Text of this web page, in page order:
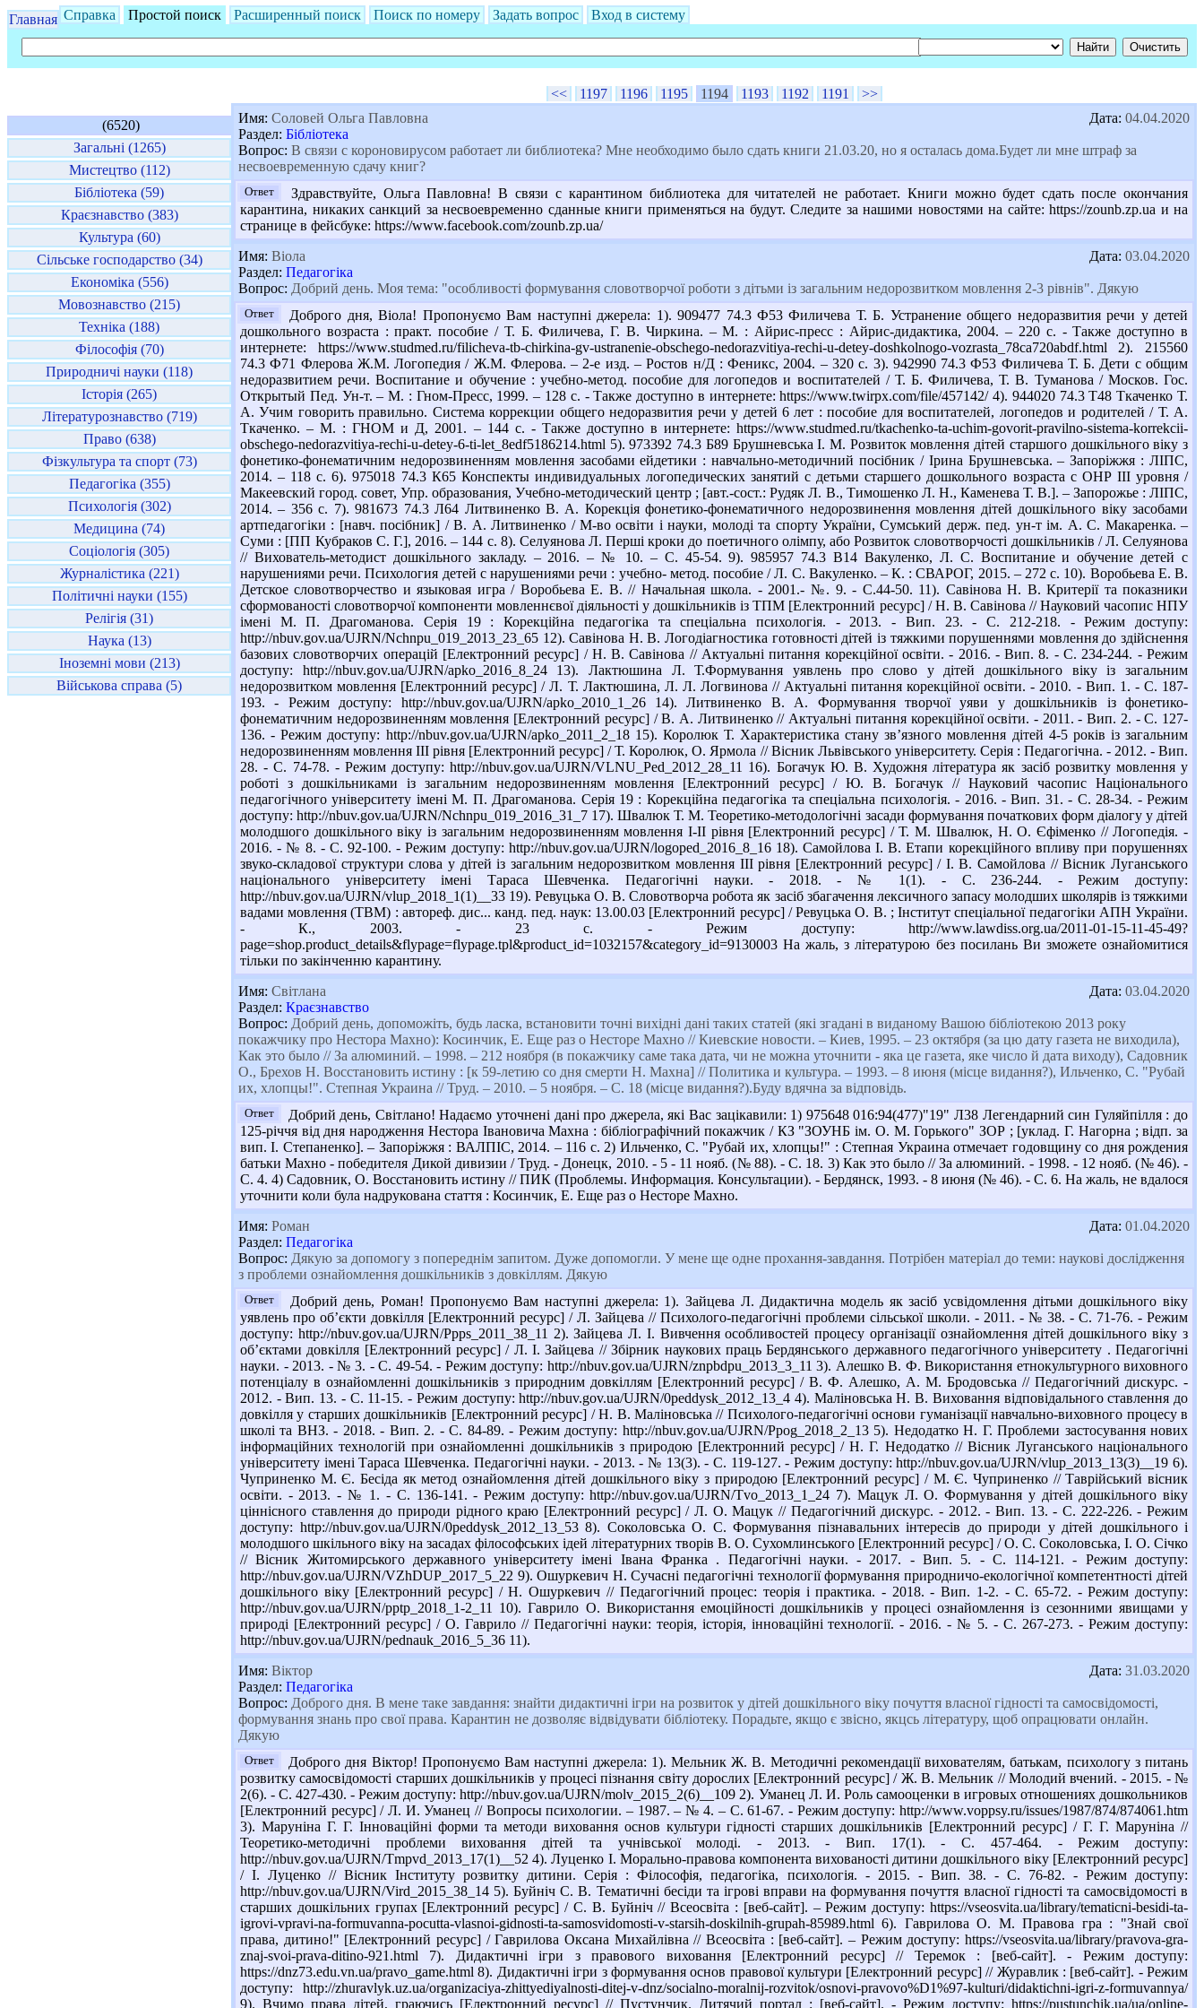
Главная Справка Простой поиск Расширенный поиск Поиск по номеру Задать вопрос Вход в систему
(6520)
Загальні (1265)
Мистецтво (112)
Бібліотека (59)
Краєзнавство (383)
Культура (60)
Сільське господарство (34)
Економіка (556)
Мовознавство (215)
Техніка (188)
Філософія (70)
Природничі науки (118)
Історія (265)
Літературознавство (719)
Право (638)
Фізкультура та спорт (73)
Педагогіка (355)
Психологія (302)
Медицина (74)
Соціологія (305)
Журналістика (221)
Політичні науки (155)
Релігія (31)
Наука (13)
Іноземні мови (213)
Військова справа (5)
<< 1197 1196 1195 1194 1193 1192 1191
>>
Дата: 04.04.2020
Имя: Соловей Ольга Павловна
Раздел: Бібліотека
Вопрос: В связи с короновирусом работает ли библиотека? Мне необходимо было сдать книги 21.03.20, но я осталась дома.Будет ли мне штраф за
несвоевременную сдачу книг?
Ответ
Здравствуйте, Ольга Павловна! В связи с карантином библиотека для читателей не работает. Книги можно будет сдать после окончания
карантина, никаких санкций за несвоевременно сданные книги применяться на будут. Следите за нашими новостями на сайте: https://zounb.zp.ua и на
странице в фейсбуке: https://www.facebook.com/zounb.zp.ua/
Дата: 03.04.2020
Имя: Віола
Раздел: Педагогіка
Вопрос: Добрий день. Моя тема: "особливості формування словотворчої роботи з дітьми із загальним недорозвитком мовлення 2-3 рівнів". Дякую
Ответ
Доброго дня, Віола! Пропонуємо Вам наступні джерела: 1). 909477 74.3 Ф53 Филичева Т. Б. Устранение общего недоразвития речи у детей
дошкольного возраста : практ. пособие / Т. Б. Филичева, Г. В. Чиркина. – М. : Айрис-пресс : Айрис-дидактика, 2004. – 220 с. - Также доступно в
интернете: https://www.studmed.ru/filicheva-tb-chirkina-gv-ustranenie-obschego-nedorazvitiya-rechi-u-detey-doshkolnogo-vozrasta_78ca720abdf.html 2). 215560
74.3 Ф71 Флерова Ж.М. Логопедия / Ж.М. Флерова. – 2-е изд. – Ростов н/Д : Феникс, 2004. – 320 с. 3). 942990 74.3 Ф53 Филичева Т. Б. Дети с общим
недоразвитием речи. Воспитание и обучение : учебно-метод. пособие для логопедов и воспитателей / Т. Б. Филичева, Т. В. Туманова / Москов. Гос.
Открытый Пед. Ун-т. – М. : Гном-Пресс, 1999. – 128 с. - Также доступно в интернете: https://www.twirpx.com/file/457142/ 4). 944020 74.3 Т48 Ткаченко Т.
А. Учим говорить правильно. Система коррекции общего недоразвития речи у детей 6 лет : пособие для воспитателей, логопедов и родителей / Т. А.
Ткаченко. – М. : ГНОМ и Д, 2001. – 144 с. - Также доступно в интернете: https://www.studmed.ru/tkachenko-ta-uchim-govorit-pravilno-sistema-korrekcii-
obschego-nedorazvitiya-rechi-u-detey-6-ti-let_8edf5186214.html 5). 973392 74.3 Б89 Брушневська І. М. Розвиток мовлення дітей старшого дошкільного віку з
фонетико-фонематичним недорозвиненням мовлення засобами ейдетики : навчально-методичний посібник / Ірина Брушневська. – Запоріжжя : ЛІПС,
2014. – 118 с. 6). 975018 74.3 К65 Конспекты индивидуальных логопедических занятий с детьми старшего дошкольного возраста с ОНР III уровня /
Макеевский город. совет, Упр. образования, Учебно-методический центр ; [авт.-сост.: Рудяк Л. В., Тимошенко Л. Н., Каменева Т. В.]. – Запорожье : ЛІПС,
2014. – 356 с. 7). 981673 74.3 Л64 Литвиненко В. А. Корекція фонетико-фонематичного недорозвинення мовлення дітей дошкільного віку засобами
артпедагогіки : [навч. посібник] / В. А. Литвиненко / М-во освіти і науки, молоді та спорту України, Сумський держ. пед. ун-т ім. А. С. Макаренка. –
Суми : [ПП Кубраков С. Г.], 2016. – 144 с. 8). Селуянова Л. Перші кроки до поетичного олімпу, або Розвиток словотворчості дошкільників / Л. Селуянова
// Вихователь-методист дошкільного закладу. – 2016. – № 10. – С. 45-54. 9). 985957 74.3 В14 Вакуленко, Л. С. Воспитание и обучение детей с
нарушениями речи. Психология детей с нарушениями речи : учебно- метод. пособие / Л. С. Вакуленко. – К. : СВАРОГ, 2015. – 272 с. 10). Воробьева Е. В.
Детское словотворчество и языковая игра / Воробьева Е. В. // Начальная школа. - 2001.- №. 9. - C.44-50. 11). Савінова Н. В. Критерії та показники
сформованості словотворчої компоненти мовленнєвої діяльності у дошкільників із ТПМ [Електронний ресурс] / Н. В. Савінова // Науковий часопис НПУ
імені М. П. Драгоманова. Серія 19 : Корекційна педагогіка та спеціальна психологія. - 2013. - Вип. 23. - С. 212-218. - Режим доступу:
http://nbuv.gov.ua/UJRN/Nchnpu_019_2013_23_65 12). Савінова Н. В. Логодіагностика готовності дітей із тяжкими порушеннями мовлення до здійснення
базових словотворчих операцій [Електронний ресурс] / Н. В. Савінова // Актуальні питання корекційної освіти. - 2016. - Вип. 8. - С. 234-244. - Режим
доступу: http://nbuv.gov.ua/UJRN/apko_2016_8_24 13). Лактюшина Л. Т.Формування уявлень про слово у дітей дошкільного віку із загальним
недорозвитком мовлення [Електронний ресурс] / Л. Т. Лактюшина, Л. Л. Логвинова // Актуальні питання корекційної освіти. - 2010. - Вип. 1. - С. 187-
193. - Режим доступу: http://nbuv.gov.ua/UJRN/apko_2010_1_26 14). Литвиненко В. А. Формування творчої уяви у дошкільників із фонетико-
фонематичним недорозвиненням мовлення [Електронний ресурс] / В. А. Литвиненко // Актуальні питання корекційної освіти. - 2011. - Вип. 2. - С. 127-
136. - Режим доступу: http://nbuv.gov.ua/UJRN/apko_2011_2_18 15). Королюк Т. Характеристика стану зв’язного мовлення дітей 4-5 років із загальним
недорозвиненням мовлення III рівня [Електронний ресурс] / Т. Королюк, О. Ярмола // Вісник Львівського університету. Серія : Педагогічна. - 2012. - Вип.
28. - С. 74-78. - Режим доступу: http://nbuv.gov.ua/UJRN/VLNU_Ped_2012_28_11 16). Богачук Ю. В. Художня література як засіб розвитку мовлення у
роботі з дошкільниками із загальним недорозвиненням мовлення [Електронний ресурс] / Ю. В. Богачук // Науковий часопис Національного
педагогічного університету імені М. П. Драгоманова. Серія 19 : Корекційна педагогіка та спеціальна психологія. - 2016. - Вип. 31. - С. 28-34. - Режим
доступу: http://nbuv.gov.ua/UJRN/Nchnpu_019_2016_31_7 17). Швалюк Т. М. Теоретико-методологічні засади формування початкових форм діалогу у дітей
молодшого дошкільного віку із загальним недорозвиненням мовлення І-ІІ рівня [Електронний ресурс] / Т. М. Швалюк, Н. О. Єфіменко // Логопедія. -
2016. - № 8. - С. 92-100. - Режим доступу: http://nbuv.gov.ua/UJRN/logoped_2016_8_16 18). Самойлова І. В. Етапи корекційного впливу при порушеннях
звуко-складової структури слова у дітей із загальним недорозвитком мовлення III рівня [Електронний ресурс] / І. В. Самойлова // Вісник Луганського
національного університету імені Тараса Шевченка. Педагогічні науки. - 2018. - № 1(1). - С. 236-244. - Режим доступу:
http://nbuv.gov.ua/UJRN/vlup_2018_1(1)__33 19). Ревуцька О. В. Словотворча робота як засіб збагачення лексичного запасу молодших школярів із тяжкими
вадами мовлення (ТВМ) : автореф. дис... канд. пед. наук: 13.00.03 [Електронний ресурс] / Ревуцька О. В. ; Інститут спеціальної педагогіки АПН України.
- К., 2003. - 23 с. - Режим доступу: http://www.lawdiss.org.ua/2011-01-15-11-45-49?
page=shop.product_details&flypage=flypage.tpl&product_id=1032157&category_id=9130003 На жаль, з літературою без посилань Ви зможете ознайомитися
тільки по закінченню карантину.
Дата: 03.04.2020
Имя: Світлана
Раздел: Краєзнавство
Вопрос: Добрий день, допоможіть, будь ласка, встановити точні вихідні дані таких статей (які згадані в виданому Вашою бібліотекою 2013 року
покажчику про Нестора Махно): Косинчик, Е. Еще раз о Несторе Махно // Киевские новости. – Киев, 1995. – 23 октября (за цю дату газета не виходила),
Как это было // За алюминий. – 1998. – 212 ноября (в покажчику саме така дата, чи не можна уточнити - яка це газета, яке число й дата виходу), Садовник
О., Брехов Н. Восстановить истину : [к 59-летию со дня смерти Н. Махна] // Политика и культура. – 1993. – 8 июня (місце видання?), Ильченко, С. "Рубай
их, хлопцы!". Степная Украина // Труд. – 2010. – 5 ноября. – С. 18 (місце видання?).Буду вдячна за відповідь.
Ответ
Добрий день, Світлано! Надаємо уточнені дані про джерела, які Вас зацікавили: 1) 975648 016:94(477)"19" Л38 Легендарний син Гуляйпілля : до
125-річчя від дня народження Нестора Івановича Махна : бібліографічний покажчик / КЗ "ЗОУНБ ім. О. М. Горького" ЗОР ; [уклад. Г. Нагорна ; відп. за
вип. І. Степаненко]. – Запоріжжя : ВАЛПІС, 2014. – 116 с. 2) Ильченко, С. "Рубай их, хлопцы!" : Степная Украина отмечает годовщину со дня рождения
батьки Махно - победителя Дикой дивизии / Труд. - Донецк, 2010. - 5 - 11 нояб. (№ 88). - С. 18. 3) Как это было // За алюминий. - 1998. - 12 нояб. (№ 46). -
С. 4. 4) Садовник, О. Восстановить истину // ПИК (Проблемы. Информация. Консультации). - Бердянск, 1993. - 8 июня (№ 46). - С. 6. На жаль, не вдалося
уточнити коли була надрукована стаття : Косинчик, Е. Еще раз о Несторе Махно.
Дата: 01.04.2020
Имя: Роман
Раздел: Педагогіка
Вопрос: Дякую за допомогу з попереднім запитом. Дуже допомогли. У мене ще одне прохання-завдання. Потрібен матеріал до теми: наукові дослідження
з проблеми ознайомлення дошкільників з довкіллям. Дякую
Ответ
Добрий день, Роман! Пропонуємо Вам наступні джерела: 1). Зайцева Л. Дидактична модель як засіб усвідомлення дітьми дошкільного віку
уявлень про об’єкти довкілля [Електронний ресурс] / Л. Зайцева // Психолого-педагогічні проблеми сільської школи. - 2011. - № 38. - С. 71-76. - Режим
доступу: http://nbuv.gov.ua/UJRN/Ppps_2011_38_11 2). Зайцева Л. І. Вивчення особливостей процесу організації ознайомлення дітей дошкільного віку з
об’єктами довкілля [Електронний ресурс] / Л. І. Зайцева // Збірник наукових праць Бердянського державного педагогічного університету . Педагогічні
науки. - 2013. - № 3. - С. 49-54. - Режим доступу: http://nbuv.gov.ua/UJRN/znpbdpu_2013_3_11 3). Алешко В. Ф. Використання етнокультурного виховного
потенціалу в ознайомленні дошкільників з природним довкіллям [Електронний ресурс] / В. Ф. Алешко, А. М. Бродовська // Педагогічний дискурс. -
2012. - Вип. 13. - С. 11-15. - Режим доступу: http://nbuv.gov.ua/UJRN/0peddysk_2012_13_4 4). Маліновська Н. В. Виховання відповідального ставлення до
довкілля у старших дошкільників [Електронний ресурс] / Н. В. Маліновська // Психолого-педагогічні основи гуманізації навчально-виховного процесу в
школі та ВНЗ. - 2018. - Вип. 2. - С. 84-89. - Режим доступу: http://nbuv.gov.ua/UJRN/Ppog_2018_2_13 5). Недодатко Н. Г. Проблеми застосування нових
інформаційних технологій при ознайомленні дошкільників з природою [Електронний ресурс] / Н. Г. Недодатко // Вісник Луганського національного
університету імені Тараса Шевченка. Педагогічні науки. - 2013. - № 13(3). - С. 119-127. - Режим доступу: http://nbuv.gov.ua/UJRN/vlup_2013_13(3)__19 6).
Чуприненко М. Є. Бесіда як метод ознайомлення дітей дошкільного віку з природою [Електронний ресурс] / М. Є. Чуприненко // Таврійський вісник
освіти. - 2013. - № 1. - С. 136-141. - Режим доступу: http://nbuv.gov.ua/UJRN/Tvo_2013_1_24 7). Мацук Л. О. Формування у дітей дошкільного віку
ціннісного ставлення до природи рідного краю [Електронний ресурс] / Л. О. Мацук // Педагогічний дискурс. - 2012. - Вип. 13. - С. 222-226. - Режим
доступу: http://nbuv.gov.ua/UJRN/0peddysk_2012_13_53 8). Соколовська О. С. Формування пізнавальних інтересів до природи у дітей дошкільного і
молодшого шкільного віку на засадах філософських ідей літературних творів В. О. Сухомлинського [Електронний ресурс] / О. С. Соколовська, І. О. Січко
// Вісник Житомирського державного університету імені Івана Франка . Педагогічні науки. - 2017. - Вип. 5. - С. 114-121. - Режим доступу:
http://nbuv.gov.ua/UJRN/VZhDUP_2017_5_22 9). Ошуркевич Н. Сучасні педагогічні технології формування природничо-екологічної компетентності дітей
дошкільного віку [Електронний ресурс] / Н. Ошуркевич // Педагогічний процес: теорія і практика. - 2018. - Вип. 1-2. - С. 65-72. - Режим доступу:
http://nbuv.gov.ua/UJRN/pptp_2018_1-2_11 10). Гаврило О. Використання емоційності дошкільників у процесі ознайомлення із сезонними явищами у
природі [Електронний ресурс] / О. Гаврило // Педагогічні науки: теорія, історія, інноваційні технології. - 2016. - № 5. - С. 267-273. - Режим доступу:
http://nbuv.gov.ua/UJRN/pednauk_2016_5_36 11).
Дата: 31.03.2020
Имя: Віктор
Раздел: Педагогіка
Вопрос: Доброго дня. В мене таке завдання: знайти дидактичні ігри на розвиток у дітей дошкільного віку почуття власної гідності та самосвідомості,
формування знань про свої права. Карантин не дозволяє відвідувати бібліотеку. Порадьте, якщо є звісно, якцсь літературу, щоб опрацювати онлайн.
Дякую
Ответ
Доброго дня Віктор! Пропонуємо Вам наступні джерела: 1). Мельник Ж. В. Методичні рекомендації вихователям, батькам, психологу з питань
розвитку самосвідомості старших дошкільників у процесі пізнання світу дорослих [Електронний ресурс] / Ж. В. Мельник // Молодий вчений. - 2015. - №
2(6). - С. 427-430. - Режим доступу: http://nbuv.gov.ua/UJRN/molv_2015_2(6)__109 2). Уманец Л. И. Роль самооценки в игровых отношениях дошкольников
[Електронний ресурс] / Л. И. Уманец // Вопросы психологии. – 1987. – № 4. – С. 61-67. - Режим доступу: http://www.voppsy.ru/issues/1987/874/874061.htm
3). Маруніна Г. Г. Інноваційні форми та методи виховання основ культури гідності старших дошкільників [Електронний ресурс] / Г. Г. Маруніна //
Теоретико-методичні проблеми виховання дітей та учнівської молоді. - 2013. - Вип. 17(1). - С. 457-464. - Режим доступу:
http://nbuv.gov.ua/UJRN/Tmpvd_2013_17(1)__52 4). Луценко І. Морально-правова компонента вихованості дитини дошкільного віку [Електронний ресурс]
/ І. Луценко // Вісник Інституту розвитку дитини. Серія : Філософія, педагогіка, психологія. - 2015. - Вип. 38. - С. 76-82. - Режим доступу:
http://nbuv.gov.ua/UJRN/Vird_2015_38_14 5). Буйніч С. В. Тематичні бесіди та ігрові вправи на формування почуття власної гідності та самосвідомості в
старших дошкільних групах [Електронний ресурс] / С. В. Буйніч // Всеосвіта : [веб-сайт]. – Режим доступу: https://vseosvita.ua/library/tematicni-besidi-ta-
igrovi-vpravi-na-formuvanna-pocutta-vlasnoi-gidnosti-ta-samosvidomosti-v-starsih-doskilnih-grupah-85989.html 6). Гаврилова О. М. Правова гра : "Знай свої
права, дитино!" [Електронний ресурс] / Гаврилова Оксана Михайлівна // Всеосвіта : [веб-сайт]. – Режим доступу: https://vseosvita.ua/library/pravova-gra-
znaj-svoi-prava-ditino-921.html 7). Дидактичні ігри з правового виховання [Електронний ресурс] // Теремок : [веб-сайт]. - Режим доступу:
https://dnz73.edu.vn.ua/pravo_game.html 8). Дидактичні ігри з формування основ правової культури [Електронний ресурс] // Журавлик : [веб-сайт]. - Режим
доступу: http://zhuravlyk.uz.ua/organizaciya-zhittyediyalnosti-ditej-v-dnz/socialno-moralnij-rozvitok/osnovi-pravovo%D1%97-kulturi/didaktichni-igri-z-formuvannya/
9). Вчимо права дітей, граючись [Електронний ресурс] // Пустунчик. Дитячий портал : [веб-сайт]. - Режим доступу: https://pustunchik.ua/ua/online-